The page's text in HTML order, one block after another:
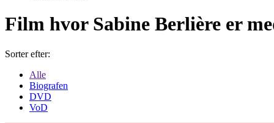
Film hvor Sabine Berlière er
Sorter efter:
Alle
Biografen
DVD
VoD